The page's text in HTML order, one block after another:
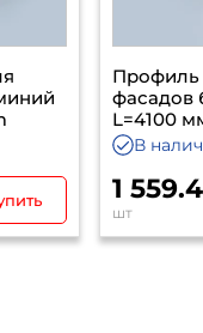
Профиль
фасадов
L=4100
В
1
шт